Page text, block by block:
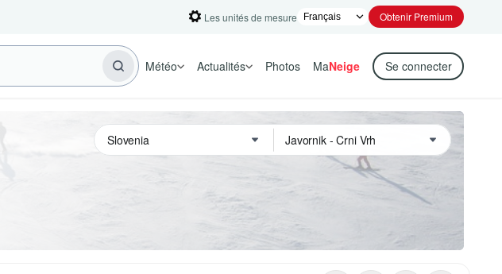
Les unités de mesure Obtenir Premium
Météo Actualités Photos MaNeige Se connecter